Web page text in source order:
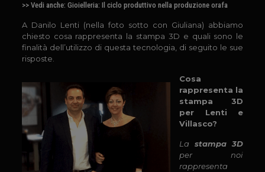
>> Vedi anche: Gioielleria: Il ciclo produttivo nella produzione orafa
A Danilo Lenti (nella foto sotto con Giuliana) abbiamo
chiesto cosa rappresenta la stampa 3D e quali sono le
finalità dell’utilizzo di questa tecnologia, di seguito le sue
risposte.
Cosa
rappresenta la
stampa 3D
per Lenti e
Villasco?
La stampa 3D
per noi
rappresenta